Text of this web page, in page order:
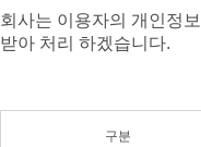
회사는 이용자의 개인정
받아 처리 하겠습니다.
구분